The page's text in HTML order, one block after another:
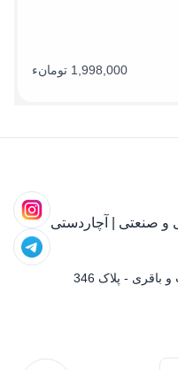
1,998,000 تومانء
- پلاک 346